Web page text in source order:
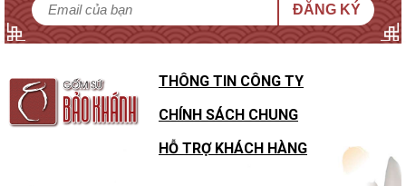
ĐĂNG KÝ
THÔNG TIN CÔNG TY
CHÍNH SÁCH CHUNG
HỖ TRỢ KHÁCH HÀNG